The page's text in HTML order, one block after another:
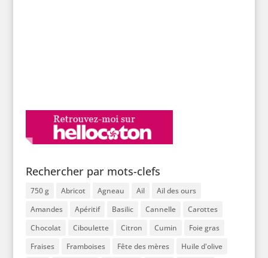
Rechercher par mots-clefs
750 g Abricot Agneau Ail
Ail des ours
Amandes
Apéritif Basilic Cannelle
Carottes
Chocolat
Ciboulette Citron Cumin
Foie gras
Fraises
Framboises Fête des mères Huile d'olive